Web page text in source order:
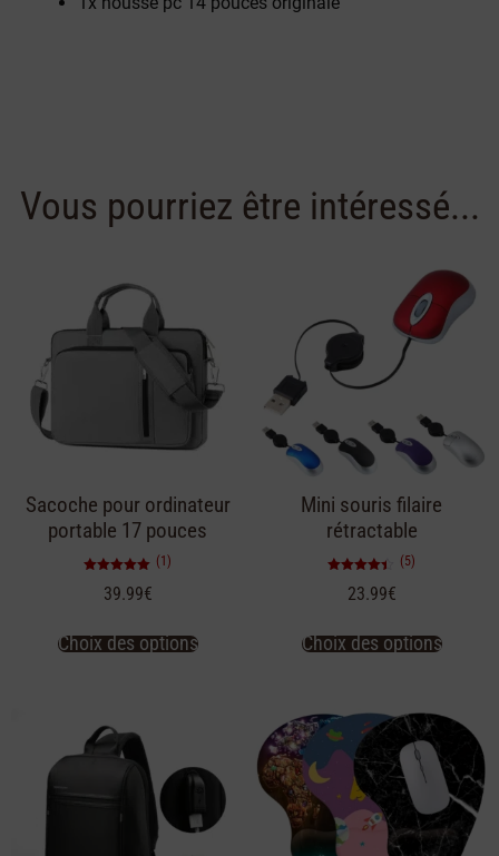
Vous pourriez être intéressé...
Sacoche pour ordinateur
portable 17 pouces
5.00
(1)
39.99€
Choix des options
Mini souris filaire
rétractable
4.40
(5)
23.99€
Choix des options